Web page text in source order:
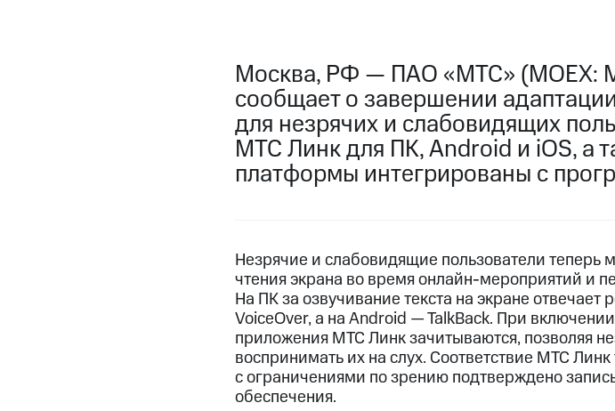
Москва, РФ — ПАО «МТС» (MOEX:
сообщает о завершении
для незрячих и слабовидящих
МТС Линк для ПК, Android и iOS, а
платформы интегрированы с
Незрячие и слабовидящие пользователи теперь
чтения экрана во время онлайн-мероприятий и
На ПК за озвучивание текста на экране
VoiceOver, а на Android — TalkBack. При
приложения МТС Линк зачитываются, позволяя
воспринимать их на слух. Соответствие МТС
с ограничениями по зрению подтверждено
обеспечения.